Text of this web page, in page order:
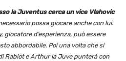
la Juventus cerca un vice Vlahovic
possa giocare anche con lui.
giocatore d’esperienza, può essere
abbordabile. Poi una volta che si
Rabiot e Arthur la Juve punterà con